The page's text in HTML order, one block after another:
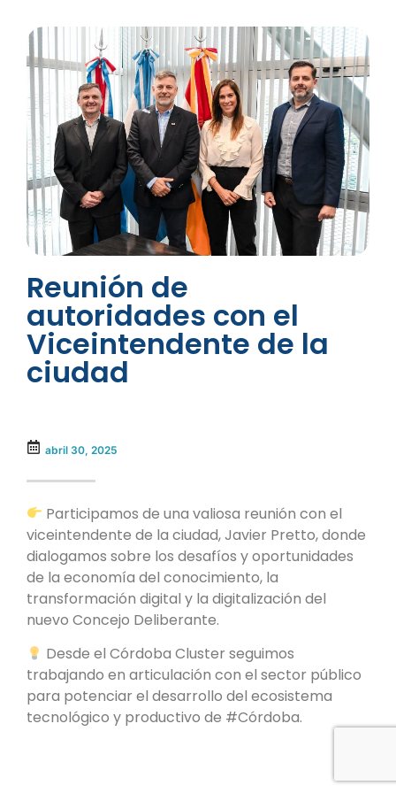
abril 30, 2025
Participamos de una valiosa reunión con el
viceintendente de la ciudad, Javier Pretto, donde
dialogamos sobre los desafíos y oportunidades
de la economía del conocimiento, la
transformación digital y la digitalización del
nuevo Concejo Deliberante.
Desde el Córdoba Cluster seguimos
trabajando en articulación con el sector público
para potenciar el desarrollo del ecosistema
tecnológico y productivo de #Córdoba.
Reunión de
autoridades con el
Viceintendente de la
ciudad